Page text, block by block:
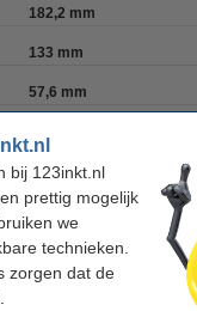
bij 123inkt.nl
prettig mogelijk
we
technieken.
zorgen dat de
182,2 mm
133 mm
57,6 mm
300 x 300 dpi
nee